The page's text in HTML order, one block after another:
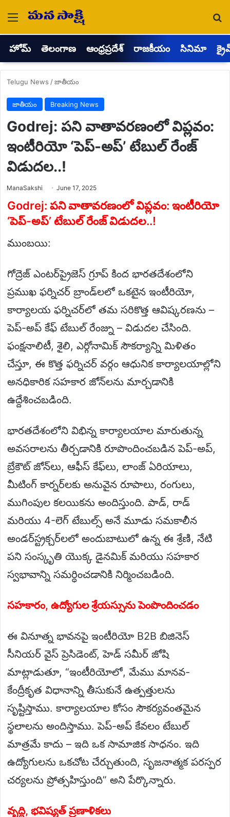
Menu
హోమ్ తెలంగాణ ఆంధ్రప్రదేశ్ రాజకీయం సినిమా
Telugu News /జాతీయం
జాతీయం Breaking News
Godrej: పని వాతావరణంలో విప్లవం:
ఇంటీరియో ‘పెప్-అప్’ టేబుల్ రేంజ్
విడుదల..!
ManaSakshi Send
email
June 17, 2025
Godrej: పని వాతావరణంలో విప్లవం: ఇంటీరియో
‘పెప్-అప్’ టేబుల్ రేంజ్ విడుదల..!
ముంబయి:
గోద్రెజ్ ఎంటర్‌ప్రైజెస్ గ్రూప్ కింద భారతదేశంలోని
ప్రముఖ ఫర్నిచర్ బ్రాండ్‌లలో ఒకటైన ఇంటీరియో,
కార్యాలయ ఫర్నిచర్‌లో తమ సరికొత్త ఆవిష్కరణను –
పెప్-అప్ కేఫ్ టేబుల్ రేంజ్ను – విడుదల చేసింది.
ఫంక్షనాలిటీ, శైలి, ఎర్గోనామిక్ సౌకర్యాన్ని మిళితం
చేస్తూ, ఈ కొత్త ఫర్నిచర్ వర్గం ఆధునిక కార్యాలయాల్లోని
అనధికారిక సహకార జోన్‌లను మార్చడానికి
ఉద్దేశించబడింది.
భారతదేశంలోని విభిన్న కార్యాలయాల మారుతున్న
అవసరాలను తీర్చడానికి రూపొందించబడిన పెప్-అప్,
బ్రేకౌట్ జోన్‌లు, ఆఫీస్ కేఫ్‌లు, లాంజ్ ఏరియాలు,
మీటింగ్ కార్నర్‌లకు అనువైన రూపాలు, రంగులు,
ముగింపుల కలయికను అందిస్తుంది. పాడ్, రాడ్
మరియు 4-లెగ్ టేబుల్స్ అనే మూడు సమకాలీన
అండర్‌స్ట్రక్చర్‌లలో అందుబాటులో ఉన్న ఈ శ్రేణి, నేటి
పని సంస్కృతి యొక్క డైనమిక్ మరియు సహకార
స్వభావాన్ని సమర్ధించడానికి నిర్మించబడింది.
సహకారం, ఉద్యోగుల శ్రేయస్సును పెంపొందించడం
ఈ వినూత్న భావనపై ఇంటీరియో B2B బిజినెస్
సీనియర్ వైస్ ప్రెసిడెంట్, హెడ్ సమీర్ జోషి
మాట్లాడుతూ, “ఇంటీరియోలో, మేము మానవ-
కేంద్రీకృత విధానాన్ని తీసుకునే ఉత్పత్తులను
సృష్టిస్తాము. కార్యాలయాల కోసం సౌకర్యవంతమైన
స్థలాలను అందిస్తాము. పెప్-అప్ కేవలం టేబుల్
మాత్రమే కాదు – ఇది ఒక సామాజిక సాధనం. ఇది
ఉద్యోగులను ఒకచోట చేర్చుతుంది, సృజనాత్మక పరస్పర
చర్యలను ప్రోత్సహిస్తుంది” అని పేర్కొన్నారు.
వృద్ధి, భవిష్యత్ ప్రణాళికలు